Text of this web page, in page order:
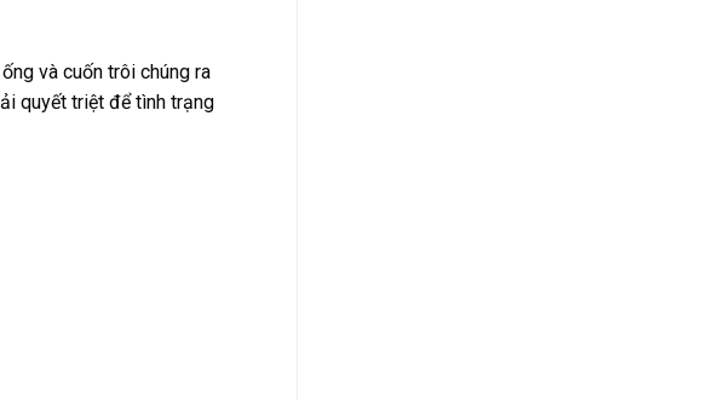
và cuốn trôi chúng ra
quyết triệt để tình trạng